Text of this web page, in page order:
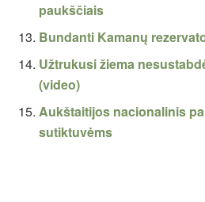
paukščiais
Bundanti Kamanų
Užtrukusi žiema
(video)
Aukštaitijos nacionalinis
sutiktuvėms